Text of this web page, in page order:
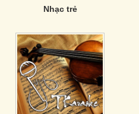
Nhạc trẻ